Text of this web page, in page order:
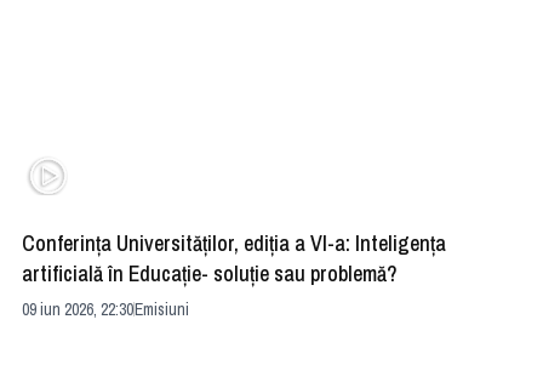
Conferința Universităților, ediția a VI-a: Inteligența
artificială în Educație- soluție sau problemă?
09 iun 2026, 22:30Emisiuni